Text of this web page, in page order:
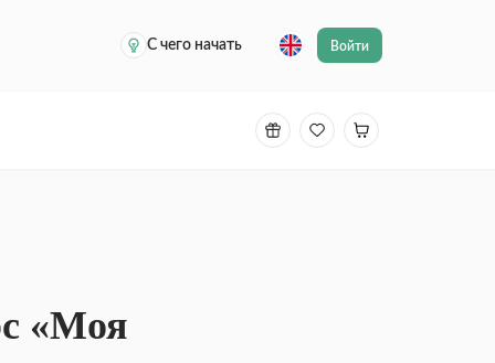
С чего начать Войти
«Моя